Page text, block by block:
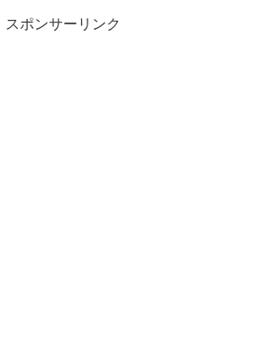
スポンサーリンク